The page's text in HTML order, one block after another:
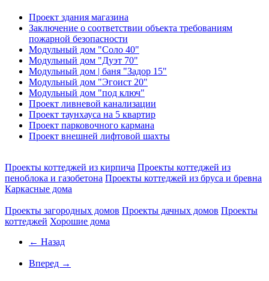
Проект здания магазина
Заключение о соответствии объекта требованиям
пожарной безопасности
Модульный дом "Соло 40"
Модульный дом "Дуэт 70"
Модульный дом | баня "Задор 15"
Модульный дом "Эгоист 20"
Модульный дом "под ключ"
Проект ливневой канализации
Проект таунхауса на 5 квартир
Проект парковочного кармана
Проект внешней лифтовой шахты
Проекты коттеджей из кирпича Проекты коттеджей из
пеноблока и газобетона Проекты коттеджей из бруса и бревна
Каркасные дома
Проекты загородных домов Проекты дачных домов Проекты
коттеджей Хорошие дома
← Назад
Вперед →